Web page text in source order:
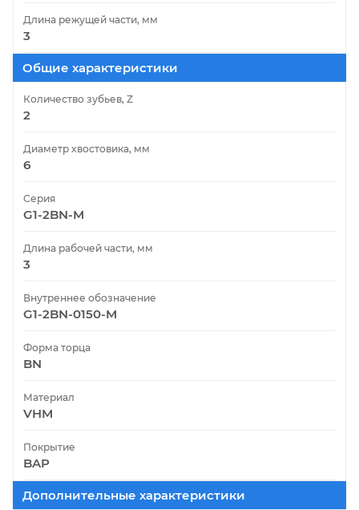
Длина режущей части, мм
3
Общие характеристики
Количество зубьев, Z
2
Диаметр хвостовика, мм
6
Серия
G1-2BN-M
Длина рабочей части, мм
3
Внутреннее обозначение
G1-2BN-0150-M
Форма торца
BN
Материал
VHM
Покрытие
BAP
Дополнительные характеристики